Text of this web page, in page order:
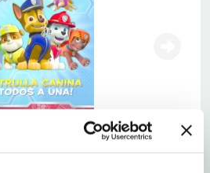
| patrulla canina.